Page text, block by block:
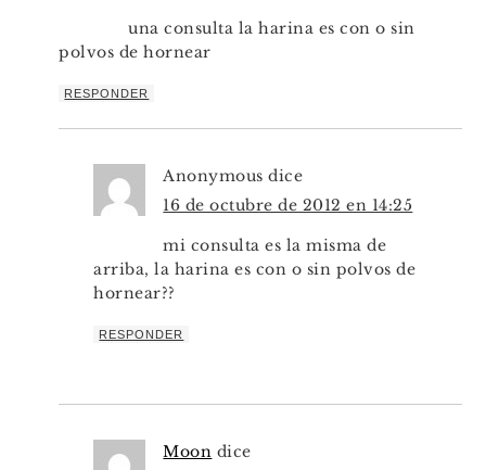
una consulta la harina es con o sin
polvos de hornear
RESPONDER
Anonymous dice
16 de octubre de 2012 en 14:25
mi consulta es la misma de
arriba, la harina es con o sin polvos de
hornear??
RESPONDER
Moon dice